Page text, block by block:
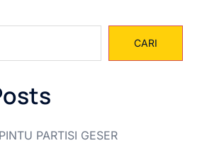
CARI
PARTISI GESER